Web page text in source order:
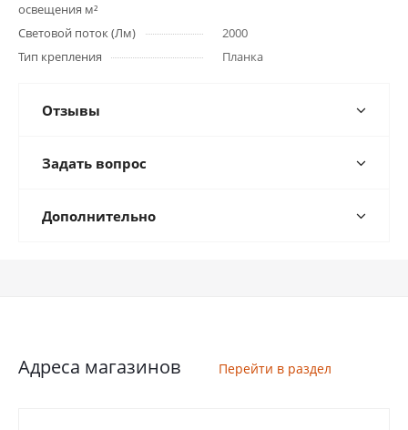
освещения м²
Световой поток (Лм)
2000
Тип крепления
Планка
Отзывы
Задать вопрос
Дополнительно
Адреса магазинов Перейти в раздел